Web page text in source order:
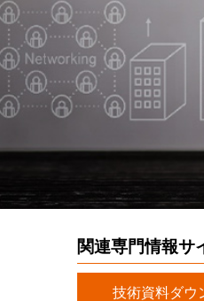
関連専門情報サ
技術資料ダ